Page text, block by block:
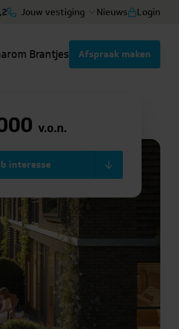
reviews
Jouw vestiging Nieuws Login
Brantjes Afspraak maken
v.o.n.
interesse